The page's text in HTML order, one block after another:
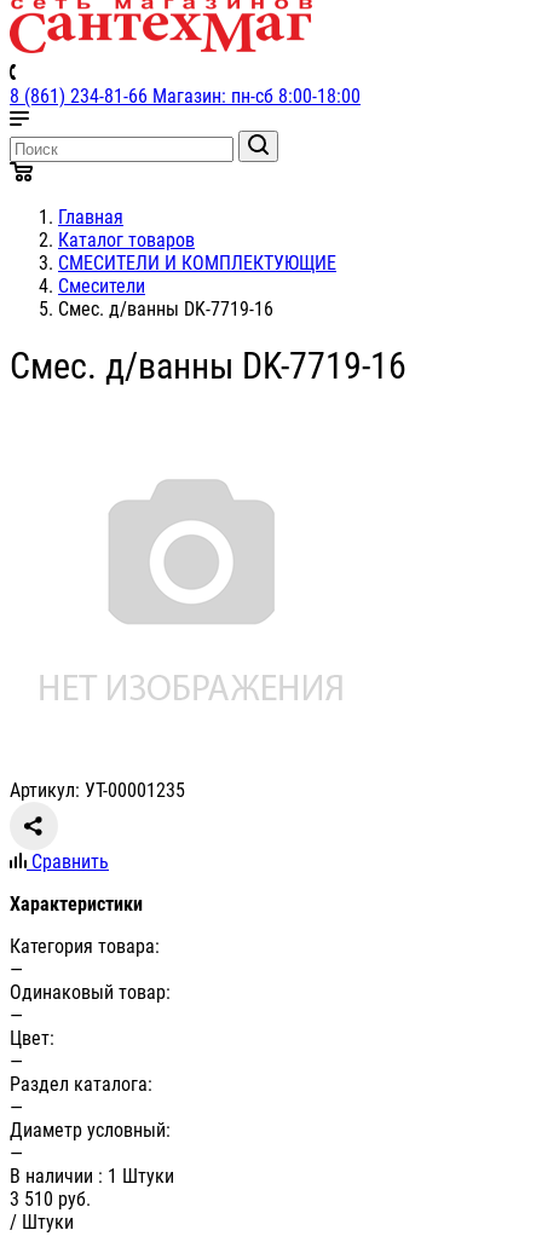
8 (861) 234-81-66 Магазин: пн-сб 8:00-18:00
Главная
Каталог товаров
СМЕСИТЕЛИ И КОМПЛЕКТУЮЩИЕ
Смесители
Смес. д/ванны DK-7719-16
Смес. д/ванны DK-7719-16
Артикул: УТ-00001235
Сравнить
Характеристики
Категория товара:
—
Одинаковый товар:
—
Цвет:
—
Раздел каталога:
—
Диаметр условный:
—
В наличии : 1 Штуки
3 510 руб.
/ Штуки